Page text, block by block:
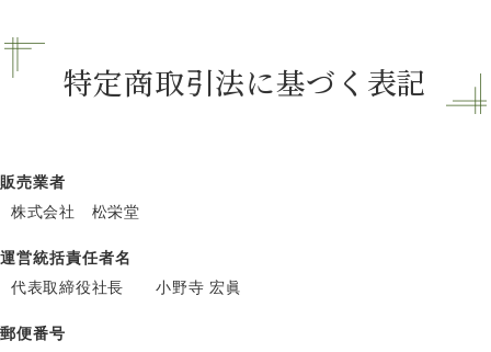
特定商取引法に基づく表記
販売業者
株式会社 松栄堂
運営統括責任者名
代表取締役社長 小野寺 宏眞
郵便番号